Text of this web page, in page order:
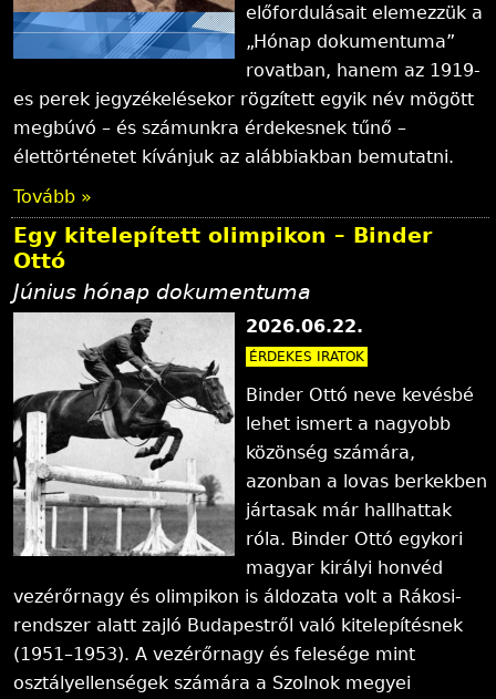
előfordulásait elemezzük a
„Hónap dokumentuma”
rovatban, hanem az 1919-
es perek jegyzékelésekor rögzített egyik név mögött
megbúvó – és számunkra érdekesnek tűnő –
élettörténetet kívánjuk az alábbiakban bemutatni.
Tovább »
Egy kitelepített olimpikon – Binder
Ottó
Június hónap dokumentuma
2026.06.22.
ÉRDEKES IRATOK
Binder Ottó neve kevésbé
lehet ismert a nagyobb
közönség számára,
azonban a lovas berkekben
jártasak már hallhattak
róla. Binder Ottó egykori
magyar királyi honvéd
vezérőrnagy és olimpikon is áldozata volt a Rákosi-
rendszer alatt zajló Budapestről való kitelepítésnek
(1951–1953). A vezérőrnagy és felesége mint
osztályellenségek számára a Szolnok megyei